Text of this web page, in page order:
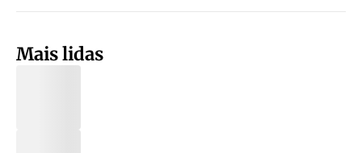
Mais lidas